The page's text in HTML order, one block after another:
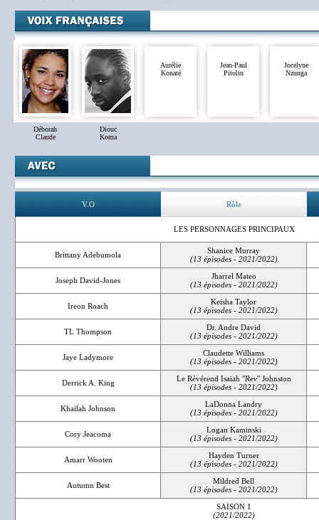
Déborah
Claude
Diouc
Koma
Aurélie
Konaté
Jean-Paul
Pitolin
Jocelyne
Nzunga
V.O Rôle
LES PERSONNAGES PRINCIPAUX
Brittany Adebumola
Shanice Murray
(13 épisodes - 2021/2022)
Joseph David-Jones
Jharrel Mateo
(13 épisodes - 2021/2022)
Ireon Roach
Keisha Taylor
(13 épisodes - 2021/2022)
TL Thompson
Dr. Andre David
(13 épisodes - 2021/2022)
Jaye Ladymore
Claudette Williams
(13 épisodes - 2021/2022)
Derrick A. King Le Révérend Isaiah "Rev" Johnston
(13 épisodes - 2021/2022)
Khailah Johnson
LaDonna Landry
(13 épisodes - 2021/2022)
Cory Jeacoma
Logan Kaminski
(13 épisodes - 2021/2022)
Amarr Wooten
Hayden Turner
(13 épisodes - 2021/2022)
Autumn Best
Mildred Bell
(13 épisodes - 2021/2022)
SAISON 1
(2021/2022)